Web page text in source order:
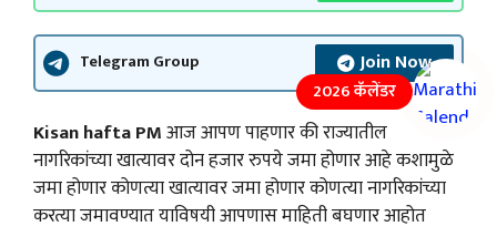
Telegram Group Join Now
Kisan hafta PMआज आपण पाहणार की राज्यातील
नागरिकांच्या खात्यावर दोन हजार रुपये जमा होणार आहे कशामुळे
जमा होणार कोणत्या खात्यावर जमा होणार कोणत्या नागरिकांच्या
करत्या जमावण्यात याविषयी आपणास माहिती बघणार आहोत
2026 कॅलेंडर